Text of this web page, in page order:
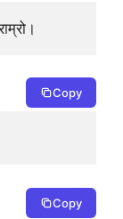
Copy
Copy